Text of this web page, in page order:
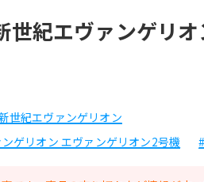
世紀エヴァンゲリ
世紀エヴァンゲリオン
ゲリオン エヴァンゲリオン2号機